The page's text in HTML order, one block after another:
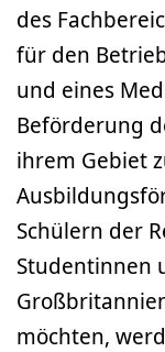
des
für den
und eines
Beförderung
ihrem Gebiet
Schülern der
Studentinnen
möchten,